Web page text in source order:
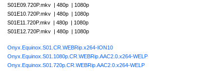
S01E09.720P.mkv | 480p | 1080p
S01E10.720P.mkv | 480p | 1080p
S01E11.720P.mkv | 480p | 1080p
S01E12.720P.mkv | 480p | 1080p
Onyx.Equinox.S01.CR.WEBRip.x264-ION10
Onyx.Equinox.S01.1080p.CR.WEBRip.AAC2.0.x264-WELP
Onyx.Equinox.S01.720p.CR.WEBRip.AAC2.0.x264-WELP